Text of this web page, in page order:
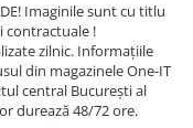
Imaginile sunt cu titlu
contractuale !
zilnic. Informațiile
din magazinele One-IT
central București al
durează 48/72 ore.